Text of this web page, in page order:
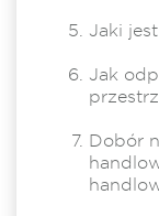
Jaki
Jak
Dobór